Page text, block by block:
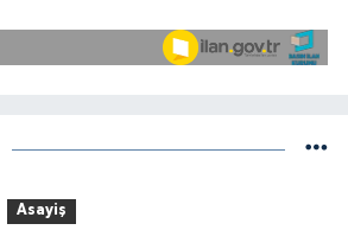
Asayiş